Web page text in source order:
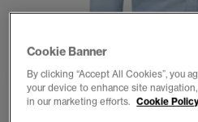
Cookie Banner
By clicking “Accept All Cookies”, you
your device to enhance site
in our marketing efforts. Cookie